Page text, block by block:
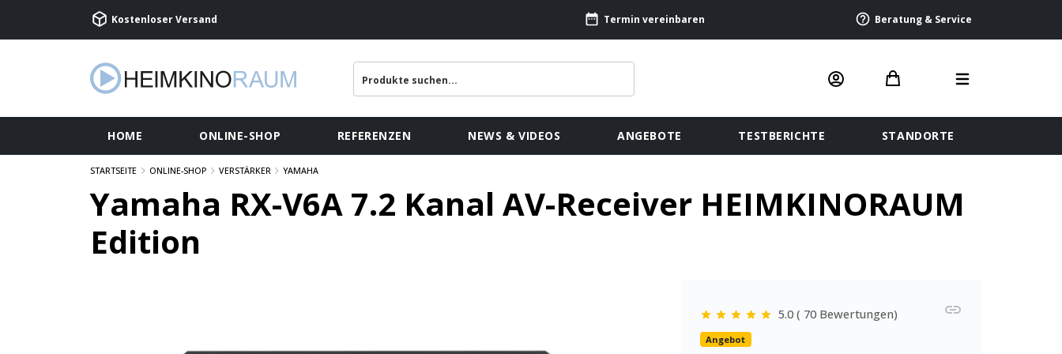
Kostenloser Versand Termin vereinbaren Beratung & Service
HOME ONLINE-SHOP REFERENZEN NEWS & VIDEOS ANGEBOTE TESTBERICHTE STANDORTE
STARTSEITE ONLINE-SHOP VERSTÄRKER YAMAHA
Yamaha RX-V6A 7.2 Kanal AV-Receiver HEIMKINORAUM
Edition
5.0 ( 70 Bewertungen)
Angebot